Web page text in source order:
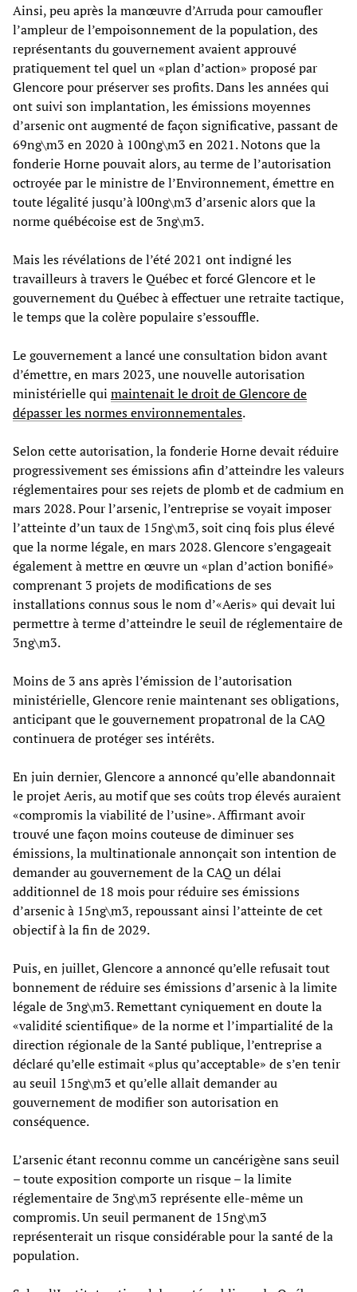
Ainsi, peu après la manœuvre d’Arruda pour camoufler
l’ampleur de l’empoisonnement de la population, des
représentants du gouvernement avaient approuvé
pratiquement tel quel un «plan d’action» proposé par
Glencore pour préserver ses profits. Dans les années qui
ont suivi son implantation, les émissions moyennes
d’arsenic ont augmenté de façon significative, passant de
69ng\m3 en 2020 à 100ng\m3 en 2021. Notons que la
fonderie Horne pouvait alors, au terme de l’autorisation
octroyée par le ministre de l’Environnement, émettre en
toute légalité jusqu’à l00ng\m3 d’arsenic alors que la
norme québécoise est de 3ng\m3.
Mais les révélations de l’été 2021 ont indigné les
travailleurs à travers le Québec et forcé Glencore et le
gouvernement du Québec à effectuer une retraite tactique,
le temps que la colère populaire s’essouffle.
Le gouvernement a lancé une consultation bidon avant
d’émettre, en mars 2023, une nouvelle autorisation
ministérielle qui maintenait le droit de Glencore de
dépasser les normes environnementales.
Selon cette autorisation, la fonderie Horne devait réduire
progressivement ses émissions afin d’atteindre les valeurs
réglementaires pour ses rejets de plomb et de cadmium en
mars 2028. Pour l’arsenic, l’entreprise se voyait imposer
l’atteinte d’un taux de 15ng\m3, soit cinq fois plus élevé
que la norme légale, en mars 2028. Glencore s’engageait
également à mettre en œuvre un «plan d’action bonifié»
comprenant 3 projets de modifications de ses
installations connus sous le nom d’«Aeris» qui devait lui
permettre à terme d’atteindre le seuil de réglementaire de
3ng\m3.
Moins de 3 ans après l’émission de l’autorisation
ministérielle, Glencore renie maintenant ses obligations,
anticipant que le gouvernement propatronal de la CAQ
continuera de protéger ses intérêts.
En juin dernier, Glencore a annoncé qu’elle abandonnait
le projet Aeris, au motif que ses coûts trop élevés auraient
«compromis la viabilité de l’usine». Affirmant avoir
trouvé une façon moins couteuse de diminuer ses
émissions, la multinationale annonçait son intention de
demander au gouvernement de la CAQ un délai
additionnel de 18 mois pour réduire ses émissions
d’arsenic à 15ng\m3, repoussant ainsi l’atteinte de cet
objectif à la fin de 2029.
Puis, en juillet, Glencore a annoncé qu’elle refusait tout
bonnement de réduire ses émissions d’arsenic à la limite
légale de 3ng\m3. Remettant cyniquement en doute la
«validité scientifique» de la norme et l’impartialité de la
direction régionale de la Santé publique, l’entreprise a
déclaré qu’elle estimait «plus qu’acceptable» de s’en tenir
au seuil 15ng\m3 et qu’elle allait demander au
gouvernement de modifier son autorisation en
conséquence.
L’arsenic étant reconnu comme un cancérigène sans seuil
– toute exposition comporte un risque – la limite
réglementaire de 3ng\m3 représente elle-même un
compromis. Un seuil permanent de 15ng\m3
représenterait un risque considérable pour la santé de la
population.